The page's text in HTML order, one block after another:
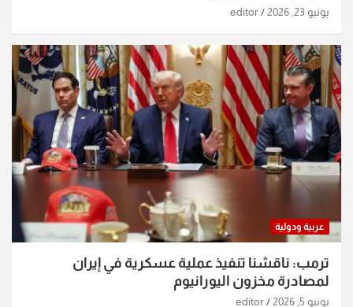
يونيو 23, 2026 editor
عربية ودولية
ترمب: ناقشنا تنفيذ عملية عسكرية في إيران
لمصادرة مخزون اليورانيوم
يونيو 5, 2026 editor